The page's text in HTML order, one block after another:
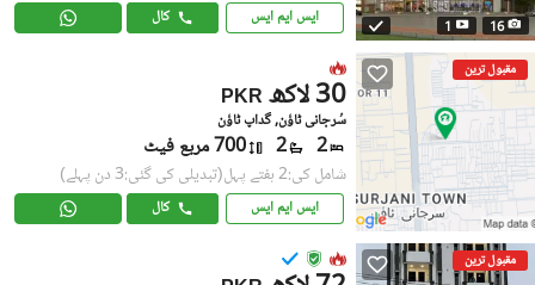
16
1 ایس ایم ایس کال
مقبول ترین
PKR 30 لاکھ
سُرجانی ٹاؤن, گداپ ٹاؤن
2
2 700 مربع فیٹ
شامل کی:2 ہفتے پہل (تبدیلی کی گئی:3 دن پہلے)
ایس ایم ایس کال
مقبول ترین